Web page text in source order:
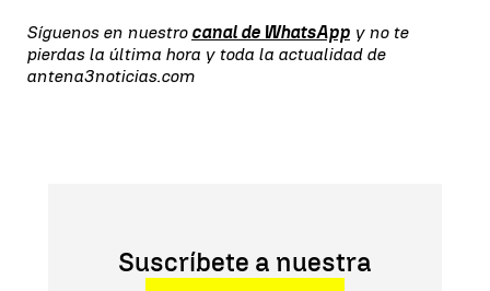
Síguenos en nuestro canal de WhatsApp y no te
pierdas la última hora y toda la actualidad de
antena3noticias.com
Suscríbete a nuestra